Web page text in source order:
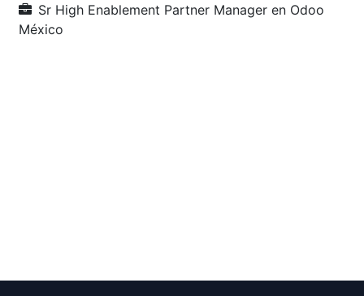
Sr High Enablement Partner Manager en Odoo
México